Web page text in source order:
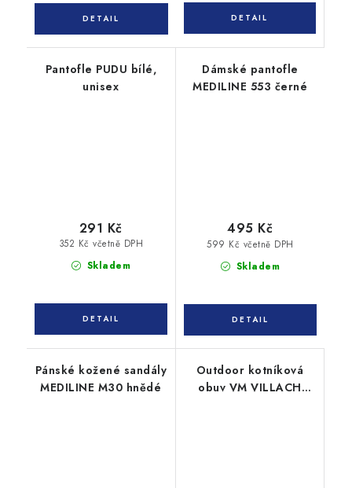
Pantofle PUDU bílé,
unisex
Skladem
352 Kč včetně DPH
291 Kč
Dámské pantofle
MEDILINE 553 černé
Skladem
599 Kč včetně DPH
495 Kč
Pánské kožené sandály
MEDILINE M30 hnědé
Outdoor kotníková
obuv VM VILLACH